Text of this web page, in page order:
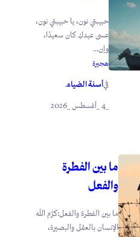
حبيبتي نون، يا حبيبتي نون،
عسى عيدكِ كان سعيدًا،
وإن...
هجيرة
فيأسنة الضياء.
ما بين الفطرة
والفعل
ما بين الفطرة والفعل:كرَّم الله
الإنسان بالعقل والبصيرة،